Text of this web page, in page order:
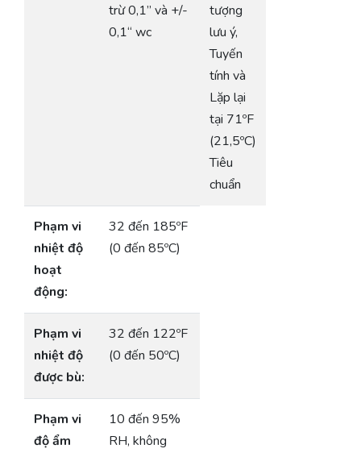
trừ 0,1” và +/-
0,1“ wc
tượng
lưu ý,
Tuyến
tính và
Lặp lại
tại 71ºF
(21,5ºC)
Tiêu
chuẩn
Phạm vi
nhiệt độ
hoạt
động:
32 đến 185ºF
(0 đến 85ºC)
Phạm vi
nhiệt độ
được bù:
32 đến 122ºF
(0 đến 50ºC)
Phạm vi
độ ẩm
10 đến 95%
RH, không